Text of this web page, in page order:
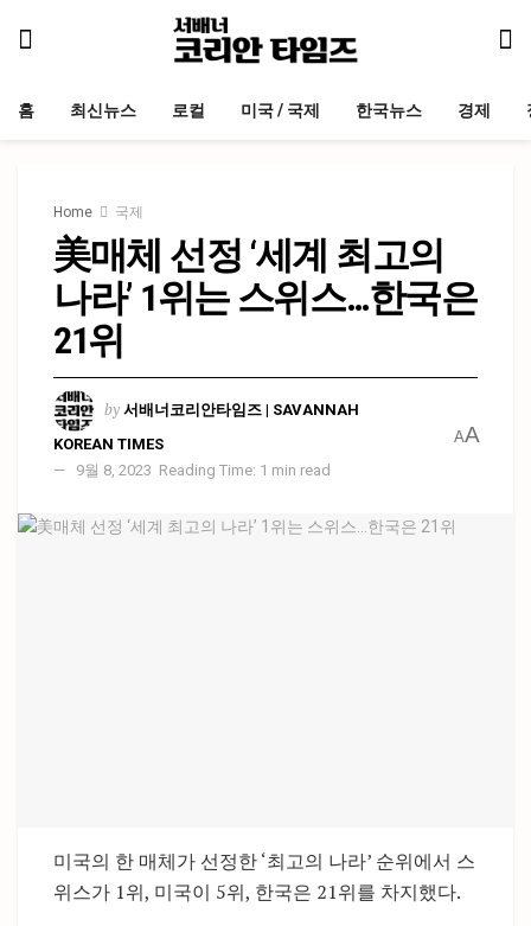
홈 최신뉴스 로컬 미국 / 국제 한국뉴스 경제
Home 국제
美매체 선정 ‘세계 최고의
나라’ 1위는 스위스…한국은
21위
by 서배너코리안타임즈 | SAVANNAH
KOREAN TIMES
9월 8, 2023 Reading Time: 1 min read
AA
미국의 한 매체가 선정한 ‘최고의 나라’ 순위에서 스
위스가 1위, 미국이 5위, 한국은 21위를 차지했다.